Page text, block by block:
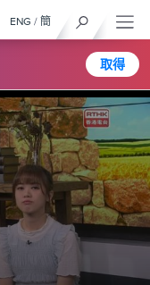
取得
ENG / 簡